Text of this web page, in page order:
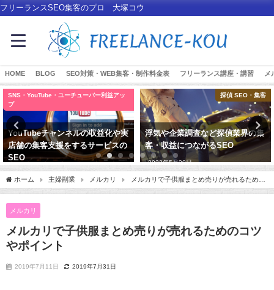
フリーランスSEO集客のプロ 大塚コウ
HOME BLOG SEO対策・WEB集客・制作料金表 フリーランス講座・講習 メ
SNS・YouTube・ユーチューバー利益アッ
プ
YouTubeチャンネルの収益化や実
店舗の集客支援をするサービスの
SEO
2025年4月19日
探偵 SEO・集客
浮気や企業調査など探偵業界の集
客・収益につながるSEO
2023年5月30日
ホーム 主婦副業 メルカリ
メルカリで子供服まとめ売りが売れるための
コツやポイント
メルカリ
メルカリで子供服まとめ売りが売れるためのコツ
やポイント
2019年7月11日 2019年7月31日